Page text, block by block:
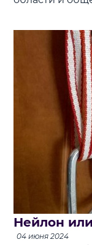
Нейлон
04 июня 2024